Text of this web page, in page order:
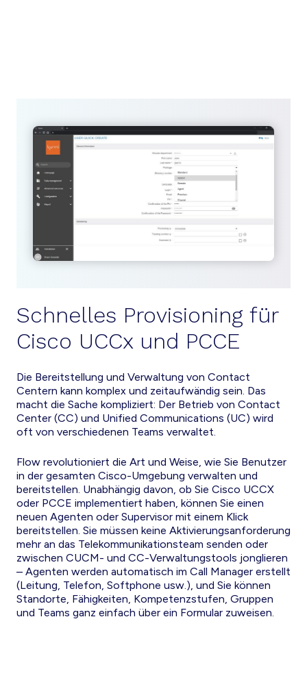
Schnelles Provisioning für
Cisco UCCx und PCCE
Die Bereitstellung und Verwaltung von Contact
Centern kann komplex und zeitaufwändig sein. Das
macht die Sache kompliziert: Der Betrieb von Contact
Center (CC) und Unified Communications (UC) wird
oft von verschiedenen Teams verwaltet.
Flow revolutioniert die Art und Weise, wie Sie Benutzer
in der gesamten Cisco-Umgebung verwalten und
bereitstellen. Unabhängig davon, ob Sie Cisco UCCX
oder PCCE implementiert haben, können Sie einen
neuen Agenten oder Supervisor mit einem Klick
bereitstellen. Sie müssen keine Aktivierungsanforderung
mehr an das Telekommunikationsteam senden oder
zwischen CUCM- und CC-Verwaltungstools jonglieren
– Agenten werden automatisch im Call Manager erstellt
(Leitung, Telefon, Softphone usw.), und Sie können
Standorte, Fähigkeiten, Kompetenzstufen, Gruppen
und Teams ganz einfach über ein Formular zuweisen.